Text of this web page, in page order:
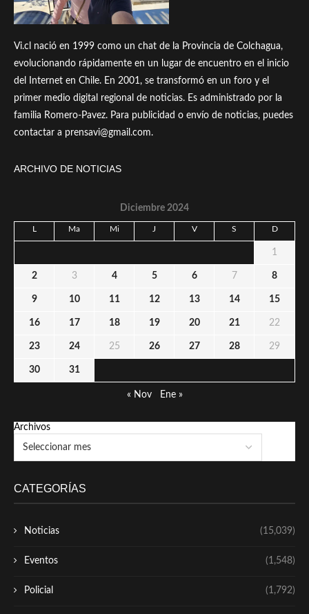
Vi.cl nació en 1999 como un chat de la Provincia de Colchagua,
evolucionando rápidamente en un lugar de encuentro en el inicio
del Internet en Chile. En 2001, se transformó en un foro y el
primer medio digital regional de noticias. Es administrado por la
familia Romero-Pavez. Para publicidad o envío de noticias, puedes
contactar a prensavi@gmail.com.
ARCHIVO DE NOTICIAS
Diciembre 2024
L Ma Mi J V S D
1
2 3 4 5 6 7 8
9 10 11 12 13 14 15
16 17 18 19 20 21 22
23 24 25 26 27 28 29
30 31
« Nov Ene »
Archivos
CATEGORÍAS
Noticias (15,039)
Eventos (1,548)
Policial (1,792)